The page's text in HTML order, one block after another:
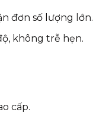
đơn số lượng lớn.
không trễ hẹn.
cấp.